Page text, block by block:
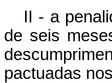
II - a
de seis
pactuadas